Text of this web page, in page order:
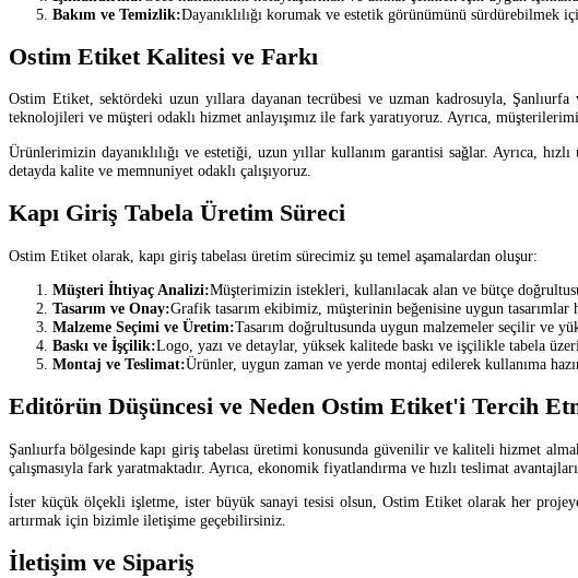
Bakım ve Temizlik:Dayanıklılığı korumak ve estetik görünümünü sürdürebilmek
Ostim Etiket Kalitesi ve Farkı
Ostim Etiket, sektördeki uzun yıllara dayanan tecrübesi ve uzman kadrosuyla,
teknolojileri ve müşteri odaklı hizmet anlayışımız ile fark yaratıyoruz. Ayrıca,
Ürünlerimizin dayanıklılığı ve estetiği, uzun yıllar kullanım garantisi sağlar. Ayrıca,
detayda kalite ve memnuniyet odaklı çalışıyoruz.
Kapı Giriş Tabela Üretim Süreci
Ostim Etiket olarak, kapı giriş tabelası üretim sürecimiz şu temel aşamalardan oluşur:
Müşteri İhtiyaç Analizi:Müşterimizin istekleri, kullanılacak alan ve bütçe
Tasarım ve Onay:Grafik tasarım ekibimiz, müşterinin beğenisine uygun tasarımlar
Malzeme Seçimi ve Üretim:Tasarım doğrultusunda uygun malzemeler seçilir ve
Baskı ve İşçilik:Logo, yazı ve detaylar, yüksek kalitede baskı ve işçilikle tabela
Montaj ve Teslimat:Ürünler, uygun zaman ve yerde montaj edilerek kullanıma
Editörün Düşüncesi ve Neden Ostim Etiket'i Tercih
Şanlıurfa bölgesinde kapı giriş tabelası üretimi konusunda güvenilir ve kaliteli hizmet
çalışmasıyla fark yaratmaktadır. Ayrıca, ekonomik fiyatlandırma ve hızlı teslimat
İster küçük ölçekli işletme, ister büyük sanayi tesisi olsun, Ostim Etiket olarak her
artırmak için bizimle iletişime geçebilirsiniz.
İletişim ve Sipariş